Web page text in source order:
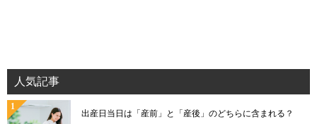
人気記事
出産日当日は「産前」と「産後」のどちらに含まれる？